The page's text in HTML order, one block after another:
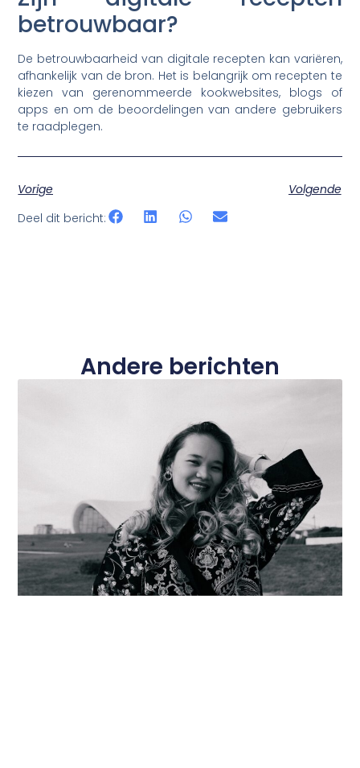
betrouwbaar?
De betrouwbaarheid van digitale recepten kan variëren,
afhankelijk van de bron. Het is belangrijk om recepten te
kiezen van gerenommeerde kookwebsites, blogs of
apps en om de beoordelingen van andere gebruikers
te raadplegen.
Vorige
Volgende
Deel dit bericht:
Andere berichten